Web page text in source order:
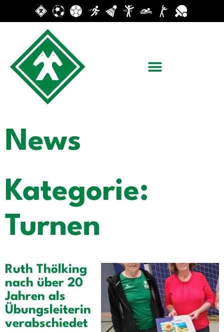
News
Kategorie:
Turnen
Ruth Thölking
nach über 20
Jahren als
Übungsleiterin
verabschiedet